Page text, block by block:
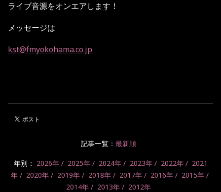
ライブ音源をオンエアします！
メッセージは
kst@fmyokohama.co.jp
記事一覧： 最新順
年別： 2026年 2025年 2024年 2023年 2022年
2021
年
2020年 2019年 2018年 2017年 2016年
2015年
2014年
2013年 2012年